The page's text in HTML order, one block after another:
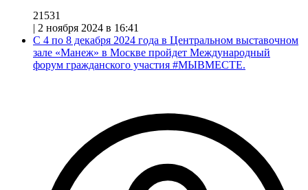
21531
| 2 ноября 2024 в 16:41
С 4 по 8 декабря 2024 года в Центральном выставочном
зале «Манеж» в Москве пройдет Международный
форум гражданского участия #МЫВМЕСТЕ.